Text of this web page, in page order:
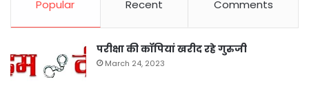
Popular Recent Comments
परीक्षा की कॉपियां खरीद रहे गुरुजी
March 24, 2023